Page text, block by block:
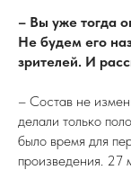
– Вы уже тогда
Не будем его
зрителей. И
– Состав не
делали только
было время для
произведения. 27